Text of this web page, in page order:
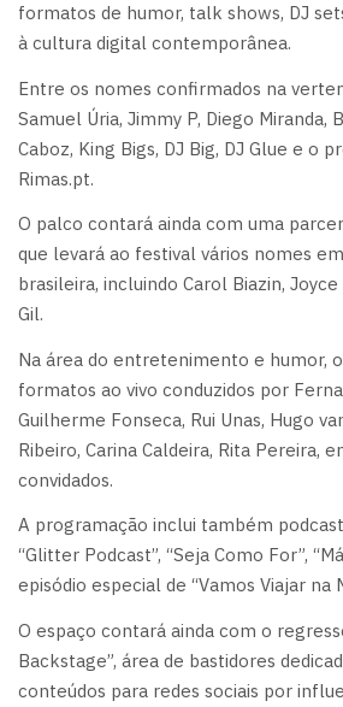
formatos de humor, talk shows, DJ
à cultura digital contemporânea.
Entre os nomes confirmados na
Samuel Úria, Jimmy P, Diego Miranda,
Caboz, King Bigs, DJ Big, DJ Glue e o
Rimas.pt.
O palco contará ainda com uma
que levará ao festival vários nomes
brasileira, incluindo Carol Biazin,
Gil.
Na área do entretenimento e humor,
formatos ao vivo conduzidos por
Guilherme Fonseca, Rui Unas, Hugo
Ribeiro, Carina Caldeira, Rita Pereira,
convidados.
A programação inclui também
“Glitter Podcast”, “Seja Como For”,
episódio especial de “Vamos Viajar na
O espaço contará ainda com o
Backstage”, área de bastidores
conteúdos para redes sociais por